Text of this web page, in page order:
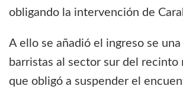
obligando la intervención de
A ello se añadió el ingreso se
barristas al sector sur del recinto
que obligó a suspender el